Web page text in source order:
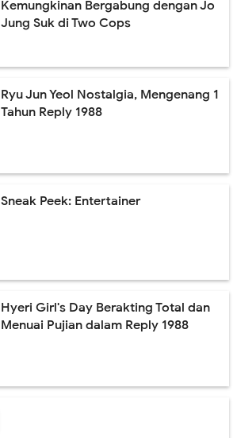
Kemungkinan Bergabung dengan Jo
Jung Suk di Two Cops
Ryu Jun Yeol Nostalgia, Mengenang 1
Tahun Reply 1988
Sneak Peek: Entertainer
Hyeri Girl's Day Berakting Total dan
Menuai Pujian dalam Reply 1988